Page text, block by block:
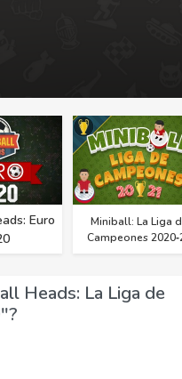
Euro
Miniball: La Liga
Campeones
Heads: La Liga de